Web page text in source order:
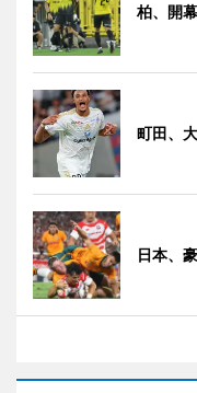
柏、開
町田、
日本、